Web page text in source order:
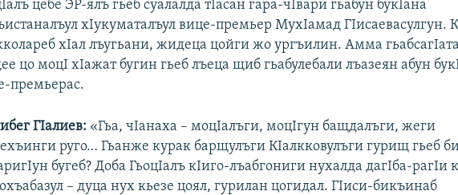
цебе ЭР-ялъ гьеб суалалда тIасан гара-чIвари гьабун букIана
хIукуматалъул вице-премьер МухIамад ГIисаевасулгун.
хIал лъугьани, жидеца цойги жо ургъилин. Амма
цо моцI хIажат бугин гьеб лъеца щиб гьабулебали лъазеян абун
премьерас.
ГIалиев: «Гьа, чIанаха – моцIалъги, моцIгун бащдалъги, жеги
руго… Гьанже курак барщулъги КIалкковулъги гурищ гьеб
бугеб? Доба ГьоцIалъ кIиго-лъабгониги нухалда дагIба-рагIи
– дуца нух кьезе цоял, гурилан цогидал. ГIиси-бикъинаб